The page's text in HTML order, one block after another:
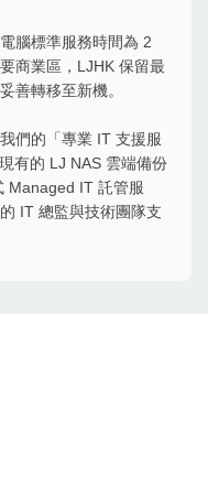
腦標準服務時間為 2
商業區，LJHK 保留最
善轉移至新機。
們的「專業 IT 支援服
有的 LJ NAS 雲端備份
Managed IT 託管服
IT 總監與技術團隊支